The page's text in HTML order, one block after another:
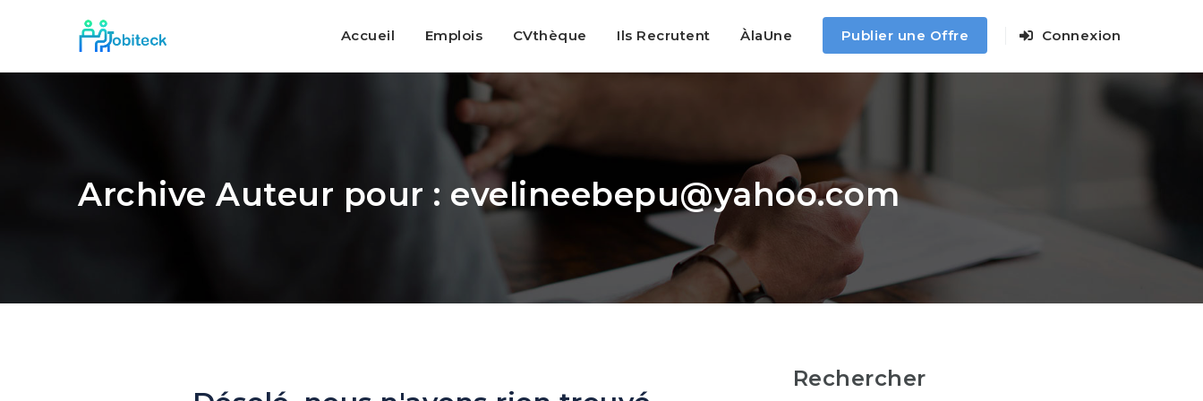
Accueil Emplois CVthèque Ils Recrutent ÀlaUne Publier une Offre Connexion
Archive Auteur pour : evelineebepu@yahoo.com
Rechercher